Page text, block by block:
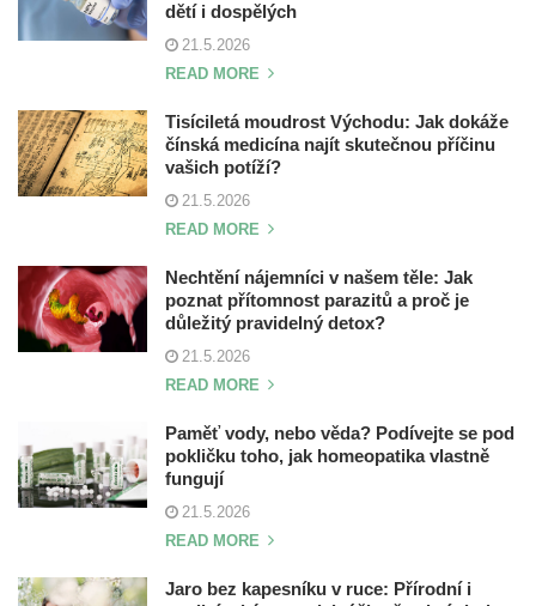
dětí i dospělých
21.5.2026
READ MORE
Tisíciletá moudrost Východu: Jak dokáže
čínská medicína najít skutečnou příčinu
vašich potíží?
21.5.2026
READ MORE
Nechtění nájemníci v našem těle: Jak
poznat přítomnost parazitů a proč je
důležitý pravidelný detox?
21.5.2026
READ MORE
Paměť vody, nebo věda? Podívejte se pod
pokličku toho, jak homeopatika vlastně
fungují
21.5.2026
READ MORE
Jaro bez kapesníku v ruce: Přírodní i